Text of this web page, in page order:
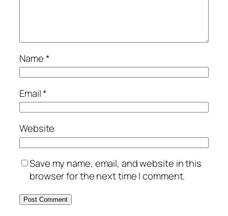
Name*
Email*
Website
Save my name, email, and website in this
browser for the next time I comment.